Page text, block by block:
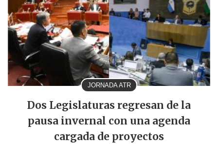
JORNADA ATR
Dos Legislaturas regresan de la
pausa invernal con una agenda
cargada de proyectos